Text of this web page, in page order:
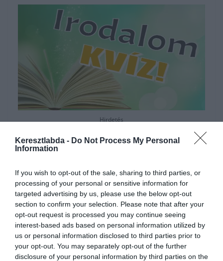
Keresztlabda - Do Not Process My Personal
Information
If you wish to opt-out of the sale, sharing to third parties, or
processing of your personal or sensitive information for
targeted advertising by us, please use the below opt-out
section to confirm your selection. Please note that after your
opt-out request is processed you may continue seeing
interest-based ads based on personal information utilized by
us or personal information disclosed to third parties prior to
your opt-out. You may separately opt-out of the further
disclosure of your personal information by third parties on the
Hirdetés